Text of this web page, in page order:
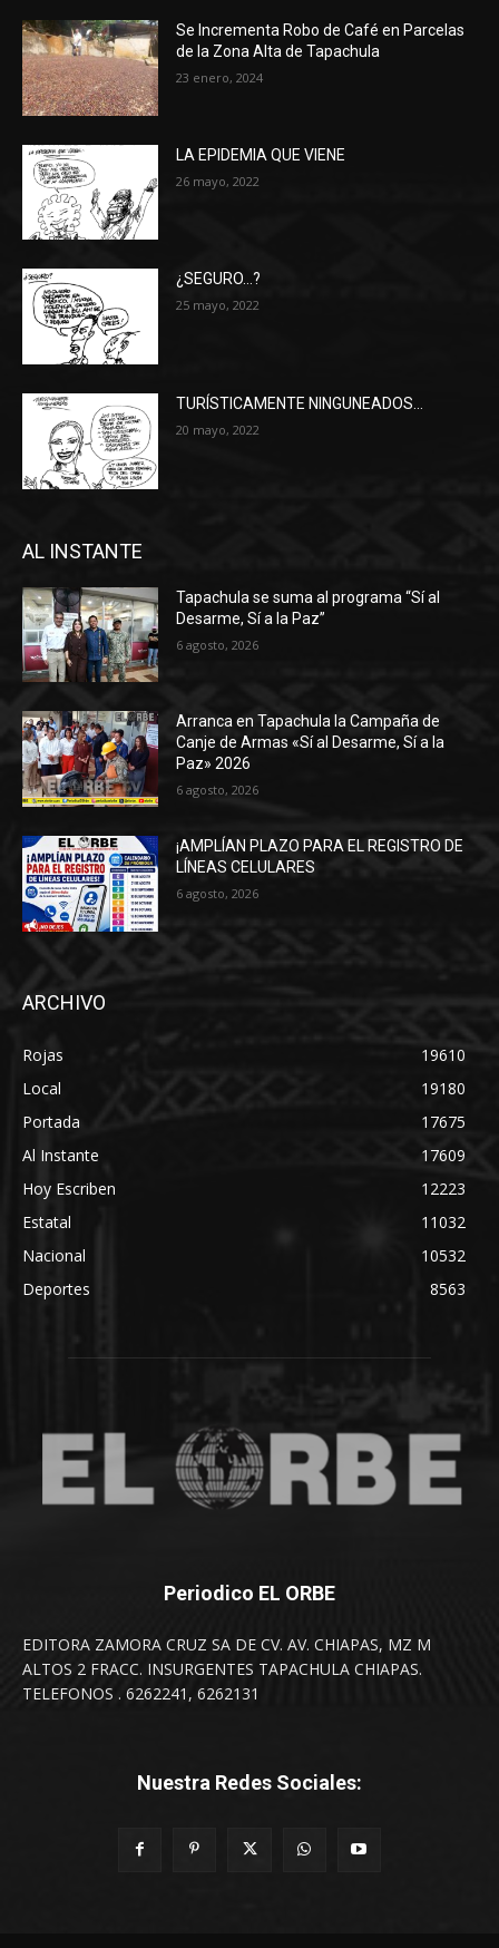
Se Incrementa Robo de Café en Parcelas
de la Zona Alta de Tapachula
23 enero, 2024
LA EPIDEMIA QUE VIENE
26 mayo, 2022
¿SEGURO…?
25 mayo, 2022
TURÍSTICAMENTE NINGUNEADOS…
20 mayo, 2022
AL INSTANTE
Tapachula se suma al programa “Sí al
Desarme, Sí a la Paz”
6 agosto, 2026
Arranca en Tapachula la Campaña de
Canje de Armas «Sí al Desarme, Sí a la
Paz» 2026
6 agosto, 2026
¡AMPLÍAN PLAZO PARA EL REGISTRO DE
LÍNEAS CELULARES
6 agosto, 2026
ARCHIVO
Rojas
19610
Local
19180
Portada
17675
Al Instante
17609
Hoy Escriben
12223
Estatal
11032
Nacional
10532
Deportes
8563
Periodico EL ORBE
EDITORA ZAMORA CRUZ SA DE CV. AV. CHIAPAS, MZ M
ALTOS 2 FRACC. INSURGENTES TAPACHULA CHIAPAS.
TELEFONOS . 6262241, 6262131
Nuestra Redes Sociales: